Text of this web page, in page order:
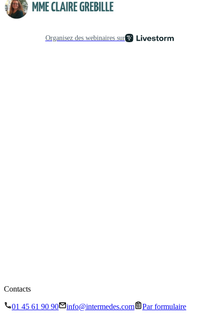
Contacts
01 45 61 90 90 info@intermedes.com
Par formulaire